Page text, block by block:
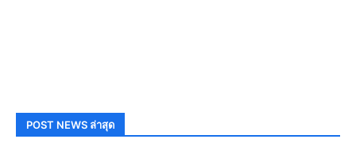
POST NEWS ล่าสุด